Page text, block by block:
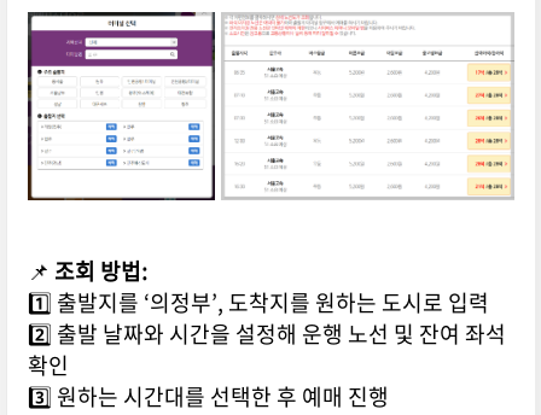
📌 조회 방법:
1️⃣ 출발지를 ‘의정부’, 도착지를 원하는 도시로 입력
2️⃣ 출발 날짜와 시간을 설정해 운행 노선 및 잔여 좌석
확인
3️⃣ 원하는 시간대를 선택한 후 예매 진행